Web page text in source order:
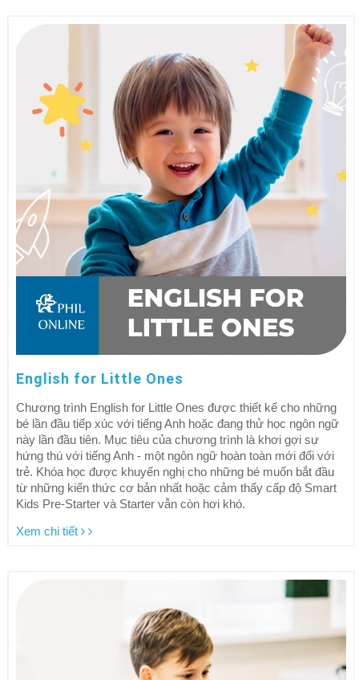
English for Little Ones
Chương trình English for Little Ones được thiết kế cho những
bé lần đầu tiếp xúc với tiếng Anh hoặc đang thử học ngôn ngữ
này lần đầu tiên. Mục tiêu của chương trình là khơi gợi sự
hứng thú với tiếng Anh - một ngôn ngữ hoàn toàn mới đối với
trẻ. Khóa học được khuyến nghị cho những bé muốn bắt đầu
từ những kiến thức cơ bản nhất hoặc cảm thấy cấp độ Smart
Kids Pre-Starter và Starter vẫn còn hơi khó.
Xem chi tiết